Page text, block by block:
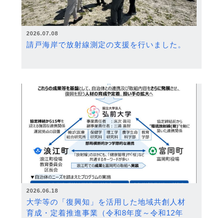
2026.07.08
請戸海岸で放射線測定の支援を行いました。
2026.06.18
大学等の「復興知」を活用した地域共創人材
育成・定着推進事業（令和8年度～令和12年